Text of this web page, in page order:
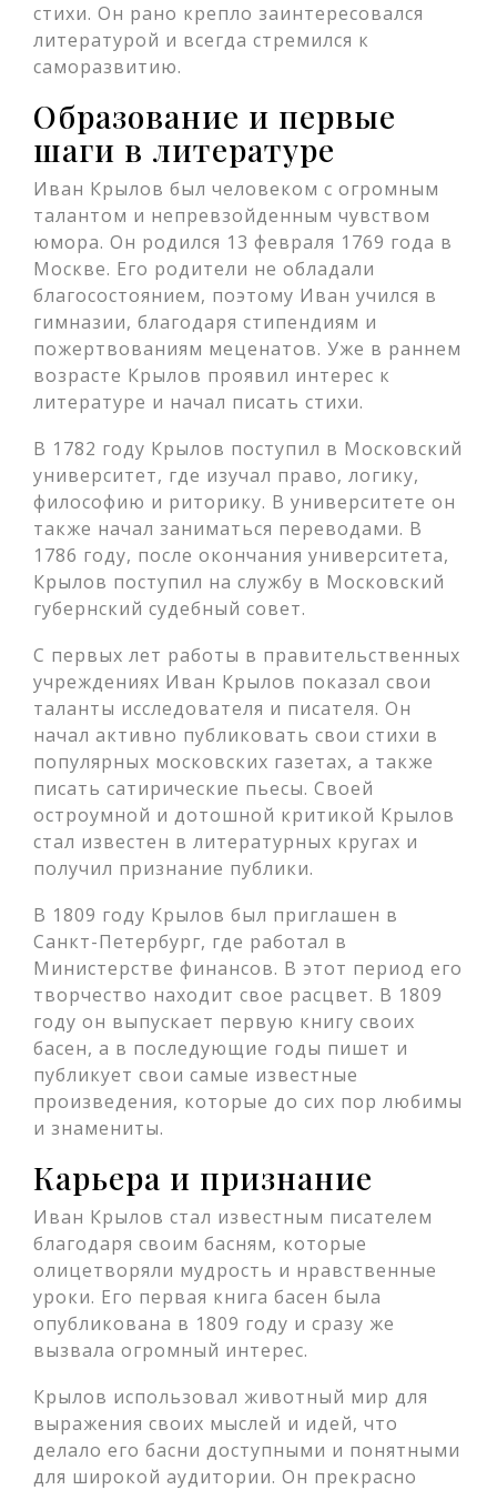
стихи. Он рано крепло заинтересовался
литературой и всегда стремился к
саморазвитию.
Образование и первые
шаги в литературе
Иван Крылов был человеком с огромным
талантом и непревзойденным чувством
юмора. Он родился 13 февраля 1769 года в
Москве. Его родители не обладали
благосостоянием, поэтому Иван учился в
гимназии, благодаря стипендиям и
пожертвованиям меценатов. Уже в раннем
возрасте Крылов проявил интерес к
литературе и начал писать стихи.
В 1782 году Крылов поступил в Московский
университет, где изучал право, логику,
философию и риторику. В университете он
также начал заниматься переводами. В
1786 году, после окончания университета,
Крылов поступил на службу в Московский
губернский судебный совет.
С первых лет работы в правительственных
учреждениях Иван Крылов показал свои
таланты исследователя и писателя. Он
начал активно публиковать свои стихи в
популярных московских газетах, а также
писать сатирические пьесы. Своей
остроумной и дотошной критикой Крылов
стал известен в литературных кругах и
получил признание публики.
В 1809 году Крылов был приглашен в
Санкт-Петербург, где работал в
Министерстве финансов. В этот период его
творчество находит свое расцвет. В 1809
году он выпускает первую книгу своих
басен, а в последующие годы пишет и
публикует свои самые известные
произведения, которые до сих пор любимы
и знамениты.
Карьера и признание
Иван Крылов стал известным писателем
благодаря своим басням, которые
олицетворяли мудрость и нравственные
уроки. Его первая книга басен была
опубликована в 1809 году и сразу же
вызвала огромный интерес.
Крылов использовал животный мир для
выражения своих мыслей и идей, что
делало его басни доступными и понятными
для широкой аудитории. Он прекрасно